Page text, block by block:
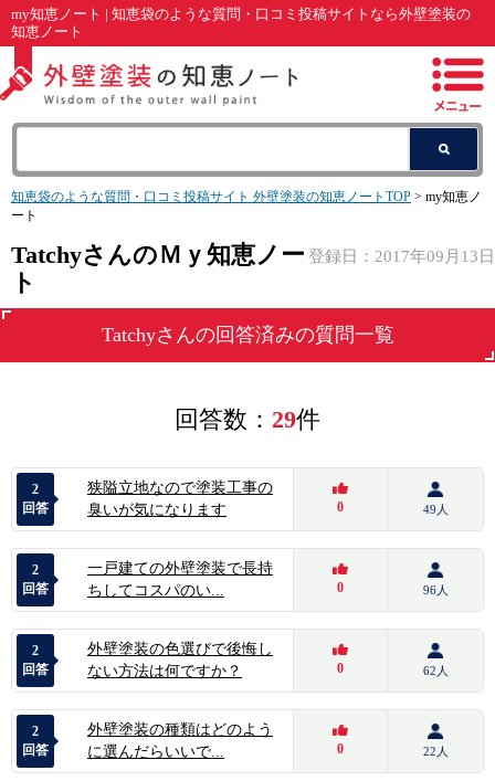
my知恵ノート | 知恵袋のような質問・口コミ投稿サイトなら外壁塗装の
知恵ノート
知恵袋のような質問・口コミ投稿サイト 外壁塗装の知恵ノートTOP > my知恵ノ
ート
登録日：2017年09月13日
TatchyさんのＭｙ知恵ノー
ト
Tatchyさんの回答済みの質問一覧
回答数： 29件
2
回答
狭隘立地なので塗装工事の
臭いが気になります
0 49人
2
回答
一戸建ての外壁塗装で長持
ちしてコスパのい...
0 96人
2
回答
外壁塗装の色選びで後悔し
ない方法は何ですか？
0 62人
2
回答
外壁塗装の種類はどのよう
に選んだらいいで...
0 22人